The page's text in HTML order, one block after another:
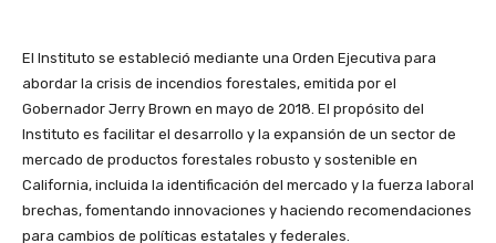
El Instituto se estableció mediante una Orden Ejecutiva para
abordar la crisis de incendios forestales, emitida por el
Gobernador Jerry Brown en mayo de 2018. El propósito del
Instituto es facilitar el desarrollo y la expansión de un sector de
mercado de productos forestales robusto y sostenible en
California, incluida la identificación del mercado y la fuerza laboral
brechas, fomentando innovaciones y haciendo recomendaciones
para cambios de políticas estatales y federales.